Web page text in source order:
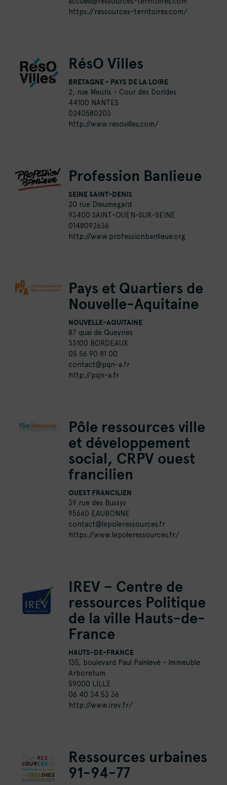
https://ressources-territoires.com/
RésO Villes
BRETAGNE - PAYS DE LA LOIRE
2, rue Meuris - Cour des Dorides
44100 NANTES
0240580203
http://www.resovilles.com/
Profession Banlieue
SEINE SAINT-DENIS
20 rue Dieumegard
93400 SAINT-OUEN-SUR-SEINE
0148092636
http://www.professionbanlieue.org
Pays et Quartiers de
Nouvelle-Aquitaine
NOUVELLE-AQUITAINE
87 quai de Queyries
33100 BORDEAUX
05 56 90 81 00
contact@pqn-a.fr
http://pqn-a.fr
Pôle ressources ville
et développement
social, CRPV ouest
francilien
OUEST FRANCILIEN
39 rue des Bussys
95660 EAUBONNE
contact@lepoleressources.fr
https://www.lepoleressources.fr/
IREV – Centre de
ressources Politique
de la ville Hauts-de-
France
HAUTS-DE-FRANCE
135, boulevard Paul Painlevé - Immeuble
Arboretum
59000 LILLE
06 40 34 53 36
http://www.irev.fr/
Ressources urbaines
91-94-77